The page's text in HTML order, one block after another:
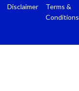
Disclaimer
Terms &
Conditions